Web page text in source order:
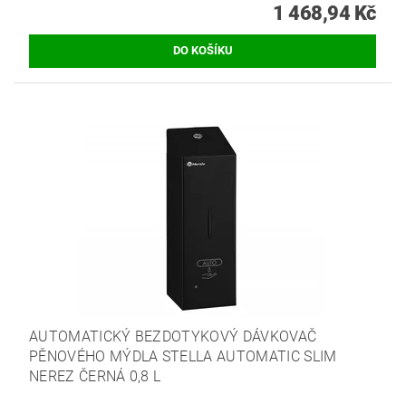
1 468,94 Kč
AUTOMATICKÝ BEZDOTYKOVÝ DÁVKOVAČ
PĚNOVÉHO MÝDLA STELLA AUTOMATIC SLIM
NEREZ ČERNÁ 0,8 L